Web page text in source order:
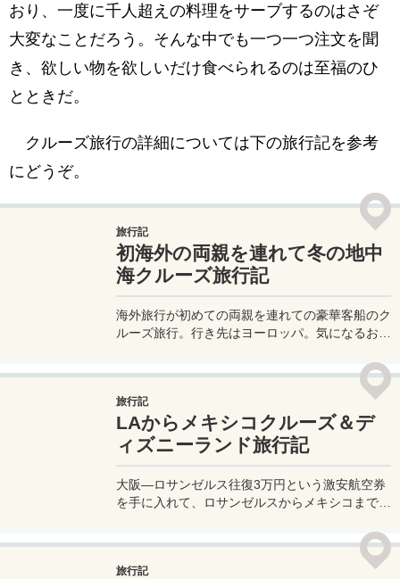
おり、一度に千人超えの料理をサーブするのはさぞ
大変なことだろう。そんな中でも一つ一つ注文を聞
き、欲しい物を欲しいだけ食べられるのは至福のひ
とときだ。
クルーズ旅行の詳細については下の旅行記を参考
にどうぞ。
旅行記
初海外の両親を連れて冬の地中
海クルーズ旅行記
海外旅行が初めての両親を連れての豪華客船のク
ルーズ旅行。行き先はヨーロッパ。気になるお金
んやわんやが満載の旅行記ブログ。そして旅行は
旅行記
LAからメキシコクルーズ＆デ
ィズニーランド旅行記
大阪―ロサンゼルス往復3万円という激安航空券
を手に入れて、ロサンゼルスからメキシコまで個
だからディズニーランドにも行けるよね！？
旅行記